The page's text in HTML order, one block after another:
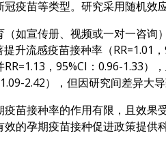
疫苗等类型。研究采用随机效
如宣传册、视频或一对一咨询
提升流感疫苗接种率（RR=1.01
，95%CI：0.96-1.33
2.42），但因研究间差异大导
苗接种率的作用有限，且效
的孕期疫苗接种促进政策提供科